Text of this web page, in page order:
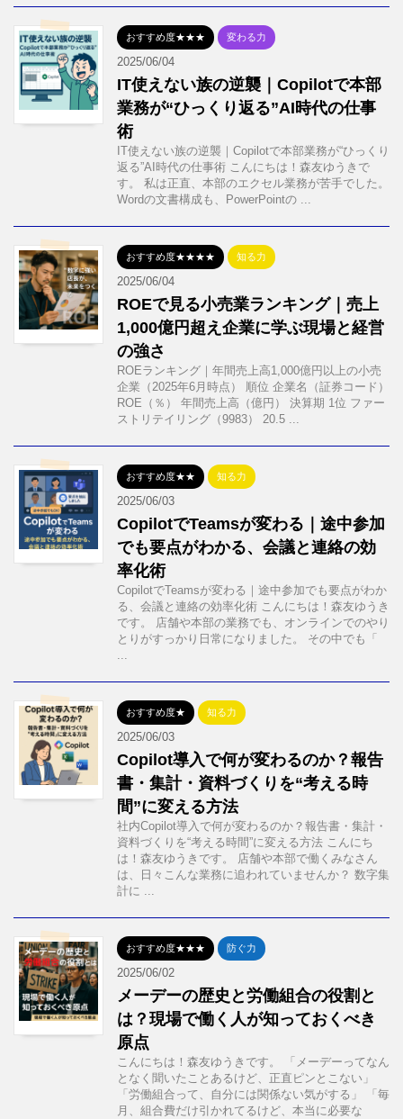
おすすめ度★★★ 変わる力
2025/06/04
IT使えない族の逆襲｜Copilotで本部
業務が“ひっくり返る”AI時代の仕事
術
IT使えない族の逆襲｜Copilotで本部業務が“ひっくり
返る”AI時代の仕事術 こんにちは！森友ゆうきで
す。 私は正直、本部のエクセル業務が苦手でした。
Wordの文書構成も、PowerPointの ...
おすすめ度★★★★ 知る力
2025/06/04
ROEで見る小売業ランキング｜売上
1,000億円超え企業に学ぶ現場と経営
の強さ
ROEランキング｜年間売上高1,000億円以上の小売
企業（2025年6月時点） 順位 企業名（証券コード）
ROE（％） 年間売上高（億円） 決算期 1位 ファー
ストリテイリング（9983） 20.5 ...
おすすめ度★★ 知る力
2025/06/03
CopilotでTeamsが変わる｜途中参加
でも要点がわかる、会議と連絡の効
率化術
CopilotでTeamsが変わる｜途中参加でも要点がわか
る、会議と連絡の効率化術 こんにちは！森友ゆうき
です。 店舗や本部の業務でも、オンラインでのやり
とりがすっかり日常になりました。 その中でも「
...
おすすめ度★ 知る力
2025/06/03
Copilot導入で何が変わるのか？報告
書・集計・資料づくりを“考える時
間”に変える方法
社内Copilot導入で何が変わるのか？報告書・集計・
資料づくりを“考える時間”に変える方法 こんにち
は！森友ゆうきです。 店舗や本部で働くみなさん
は、日々こんな業務に追われていませんか？ 数字集
計に ...
おすすめ度★★★ 防ぐ力
2025/06/02
メーデーの歴史と労働組合の役割と
は？現場で働く人が知っておくべき
原点
こんにちは！森友ゆうきです。 「メーデーってなん
となく聞いたことあるけど、正直ピンとこない」
「労働組合って、自分には関係ない気がする」 「毎
月、組合費だけ引かれてるけど、本当に必要な